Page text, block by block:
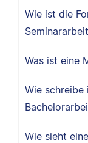
Wie ist die
Was ist eine
Wie
Wie sieht